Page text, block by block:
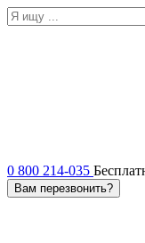
0 800 214-035
Вам перезвонить?